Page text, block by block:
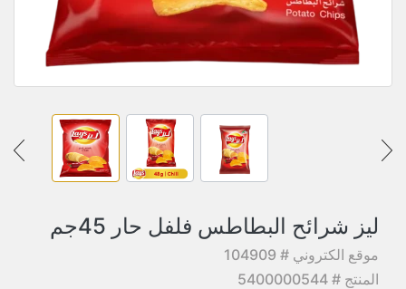
ليز شرائح البطاطس فلفل حار 45جم
موقع الكتروني # 104909
المنتج # 5400000544